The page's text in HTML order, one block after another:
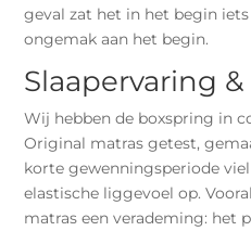
geval zat het in het begin
ongemak aan het begin.
Slaapervaring
Wij hebben de boxspring in
Original matras getest,
korte gewenningsperiode
elastische liggevoel op.
matras een verademing: het